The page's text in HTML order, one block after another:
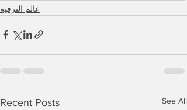
عالم الترفيه
Recent Posts See All